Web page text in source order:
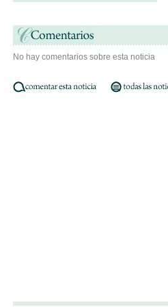
No hay comentarios sobre esta noticia